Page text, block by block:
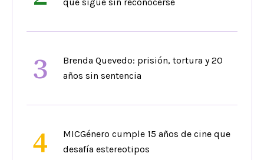
que sigue sin reconocerse
3
Brenda Quevedo: prisión, tortura y 20
años sin sentencia
4
MICGénero cumple 15 años de cine que
desafía estereotipos